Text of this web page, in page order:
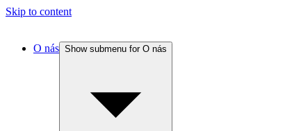
Skip to content
O nás Show submenu for O nás